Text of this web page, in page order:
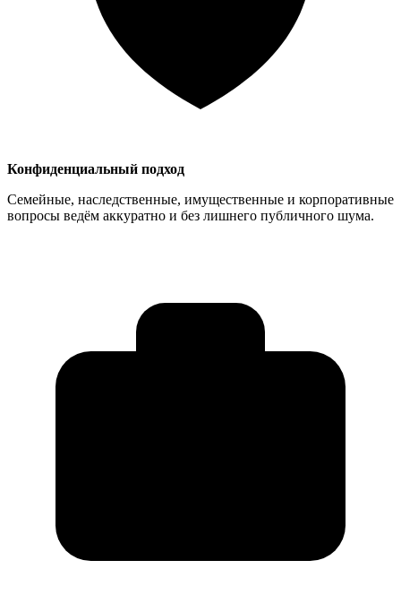
Конфиденциальный подход
Семейные, наследственные, имущественные и корпоративные
вопросы ведём аккуратно и без лишнего публичного шума.